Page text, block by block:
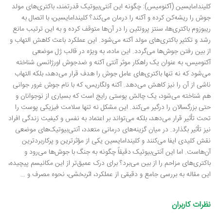
کلیندامایسین (آکنومیس): چگونه این آنتی‌بیوتیک قدرتمند، باکتری‌های مولد
جوش را ریشه‌کن کرده و آکنه را درمان می‌کند؟ کلیندامایسین، با اتصال به
ریبوزوم باکتری‌ها، سنتز پروتئین را در آن‌ها متوقف کرده و به این ترتیب مانع
رشد و تکثیر باکتری‌های مولد آکنه می‌شود. این عملکرد باعث کاهش التهاب و
از بین رفتن جوش‌ها می‌گردد. این ماده، به ویژه در قالب ژل موضعی
آکنومیس، به عنوان یک راهکار موثر آنتی آکنه و ضدجوش اورژانسی شناخته
می‌شود که نه تنها باکتری‌های عامل جوش را هدف قرار می‌دهد، بلکه التهاب
ناشی از آن را نیز کاهش می‌دهد. آکنه ولگاریس، که با نام جوش غرور جوانی
هم شناخته می‌شود، یک چالش پوستی رایج است که بسیاری از نوجوانان و
حتی بزرگسالان را درگیر می‌کند. این مشکل نه تنها سلامت فیزیکی پوست را
تحت تأثیر قرار می‌دهد، بلکه می‌تواند بر اعتماد به نفس و کیفیت زندگی افراد
نیز تأثیر بگذارد. در میان گزینه‌های درمانی متعدد، آنتی‌بیوتیک‌های موضعی
نقش کلیدی ایفا می‌کنند و کلیندامایسین یکی از مؤثرترین و پرکاربردترین
آن‌هاست. اما این آنتی‌بیوتیک دقیقاً چگونه به جنگ با جوش‌ها می‌رود و
باکتری‌های مزاحم را از بین می‌برد؟ برای درک عمیق‌تر از این مکانیسم پیچیده،
این مقاله به بررسی جامع و دقیقی از عملکرد، اثربخشی، نحوه مصرف و …
نظرات کاربران